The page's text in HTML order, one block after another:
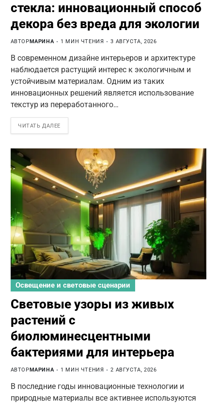
стекла: инновационный способ
декора без вреда для экологии
АВТОР МАРИНА 1 МИН ЧТЕНИЯ 3 АВГУСТА, 2026
В современном дизайне интерьеров и архитектуре
наблюдается растущий интерес к экологичным и
устойчивым материалам. Одним из таких
инновационных решений является использование
текстур из переработанного…
ЧИТАТЬ ДАЛЕЕ
Освещение и световые сценарии
Световые узоры из живых
растений с
биолюминесцентными
бактериями для интерьера
АВТОРМАРИНА 1 МИН ЧТЕНИЯ 2 АВГУСТА, 2026
В последние годы инновационные технологии и
природные материалы все активнее используются